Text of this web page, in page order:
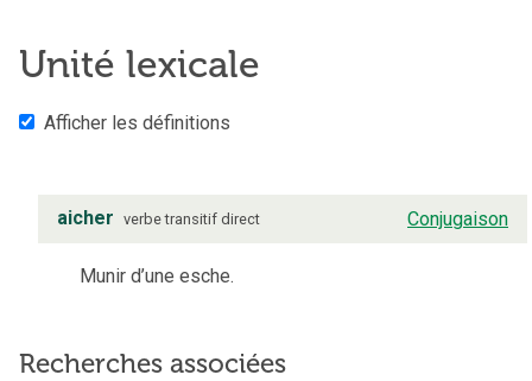
Unité lexicale
Afficher les définitions
aicher verbe transitif direct Conjugaison
Munir d’une esche.
Recherches associées